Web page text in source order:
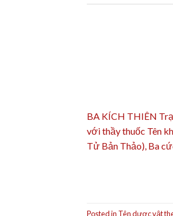
BA KÍCH THIÊN
với thầy thuốc Tên
Tử Bản Thảo), Ba
Posted in Tên dược vật